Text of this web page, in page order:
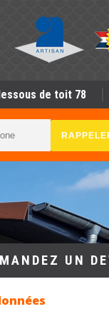
de toit 78
UN